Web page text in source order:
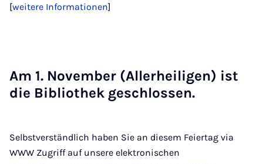
[weitere Informationen]
Am 1. No­vem­ber (Al­ler­hei­li­gen) ist
die Bi­blio­thek ge­schlos­sen.
Selbstverständlich haben Sie an diesem Feiertag via
WWW Zugriff auf unsere elektronischen